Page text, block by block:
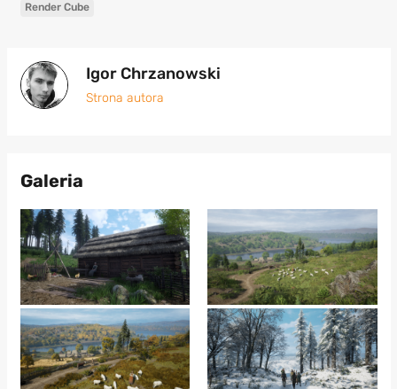
Render Cube
Igor Chrzanowski
Strona autora
Galeria